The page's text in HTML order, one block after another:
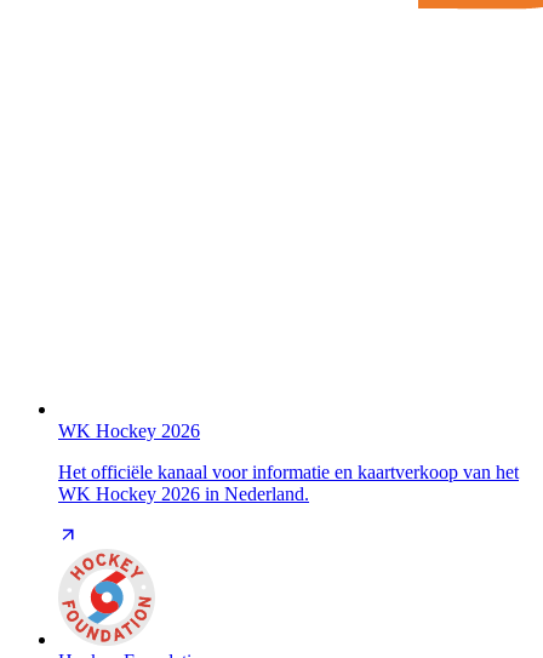
WK Hockey 2026
Het officiële kanaal voor informatie en kaartverkoop van het
WK Hockey 2026 in Nederland.